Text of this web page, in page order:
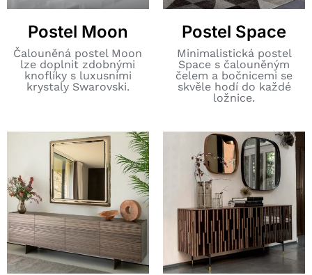
Postel Moon
Čalouněná postel Moon
lze doplnit zdobnými
knoflíky s luxusními
krystaly Swarovski.
Postel Space
Minimalistická postel
Space s čalouněným
čelem a bočnicemi se
skvěle hodí do každé
ložnice.